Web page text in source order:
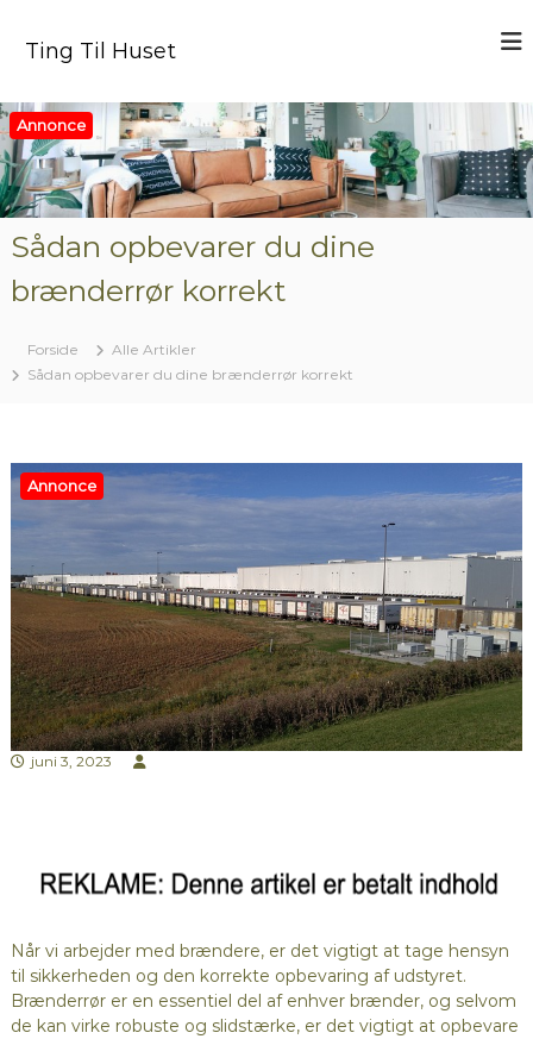
r
e
t
i
l
Ting Til Huset
Annonce
Sådan opbevarer du dine
brænderrør korrekt
Forside
Alle Artikler
Sådan opbevarer du dine brænderrør korrekt
Annonce
juni 3, 2023
Når vi arbejder med brændere, er det vigtigt at tage hensyn
til sikkerheden og den korrekte opbevaring af udstyret.
Brænderrør er en essentiel del af enhver brænder, og selvom
de kan virke robuste og slidstærke, er det vigtigt at opbevare